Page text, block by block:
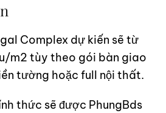
Complex dự kiến sẽ từ
m2 tùy theo gói bàn giao
tường hoặc full nội thất.
thức sẽ được PhungBds